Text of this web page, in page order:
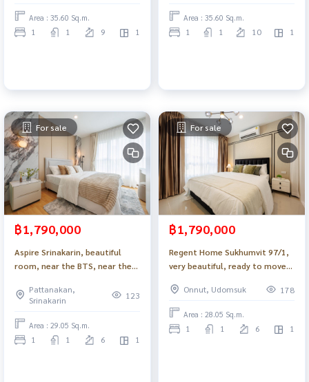
Area : 35.60 Sq.m.
1 1 9 1
Area : 35.60 Sq.m.
1 1 10 1
For sale
฿1,790,000
Aspire Srinakarin, beautiful
room, near the BTS, near the
Pattanakan,
Srinakarin
123
Area : 29.05 Sq.m.
1 1 6 1
For sale
฿1,790,000
Regent Home Sukhumvit 97/1,
very beautiful, ready to move
BTS_Do878 .
Onnut, Udomsuk 178
Area : 28.05 Sq.m.
1 1 6 1